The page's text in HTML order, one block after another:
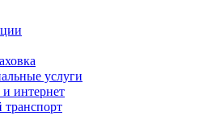
услуги
интернет